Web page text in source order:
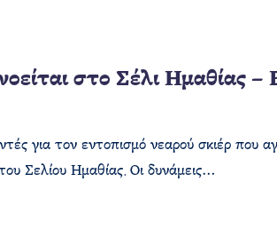
στο Σέλι Ημαθίας –
για τον εντοπισμό νεαρού σκιέρ που
Σελίου Ημαθίας. Οι δυνάμεις…